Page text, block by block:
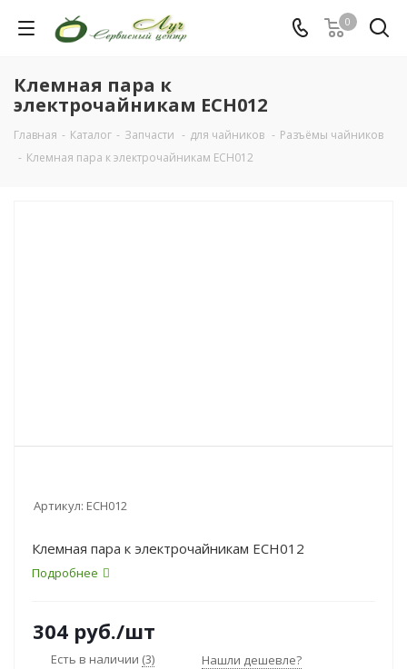
0
Клемная пара к
электрочайникам ECH012
Главная - Каталог - Запчасти - для чайников - Разъёмы чайников
- Клемная пара к электрочайникам ECH012
Артикул: ECH012
Клемная пара к электрочайникам ECH012
Подробнее
304 руб./шт
Есть в наличии (3) Нашли дешевле?